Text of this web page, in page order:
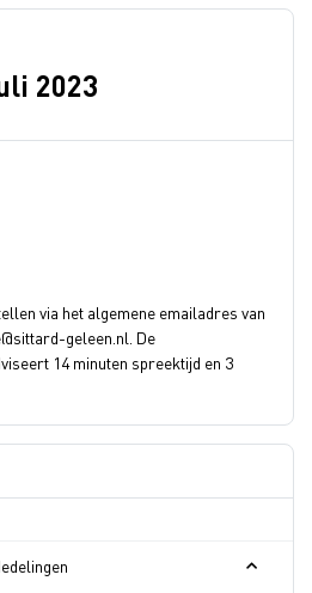
2023
via het algemene emailadres van
geleen.nl. De
14 minuten spreektijd en 3